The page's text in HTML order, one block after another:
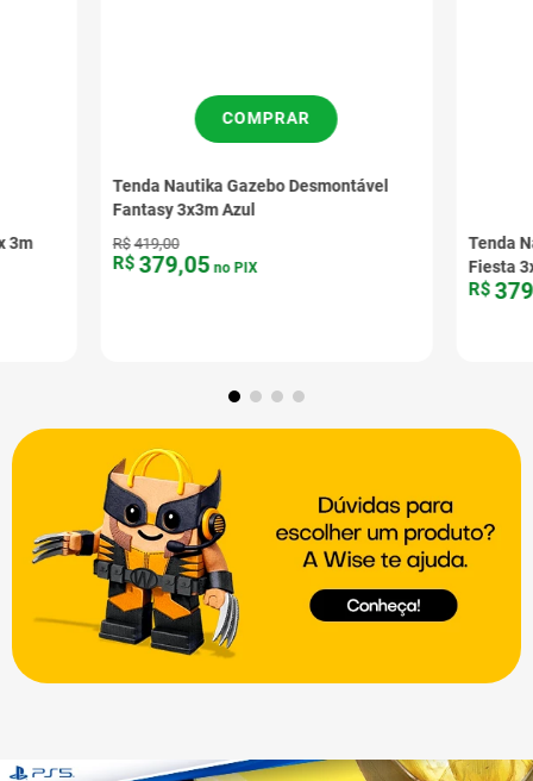
3m
Tenda Nautika Gazebo Desmontável
Fantasy 3x3m Azul
R$ 419,00
R$ 379,05 no PIX
COMPRAR
Tenda
Fiesta
R$379